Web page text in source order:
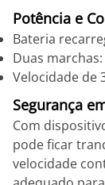
Potência e
Bateria
Duas
Velocidade de
Segurança
Com
pode ficar
velocidade